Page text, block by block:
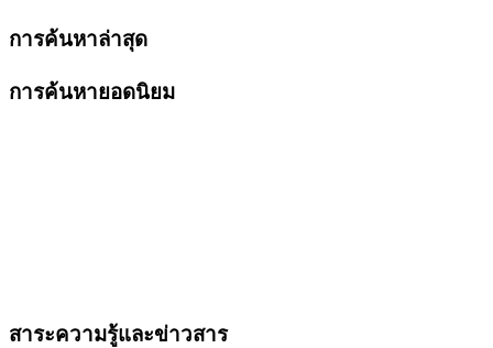
การค้นหาล่าสุด
การค้นหายอดนิยม
สาระความรู้และข่าวสาร